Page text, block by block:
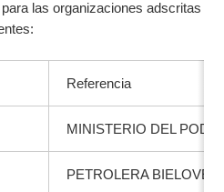
las organizaciones adscritas
Referencia
MINISTERIO DEL
PETROLERA